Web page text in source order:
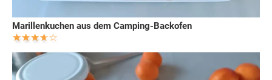
Marillenkuchen aus dem Camping-Backofen